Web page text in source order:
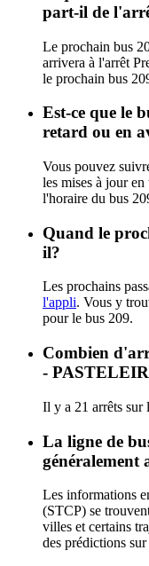
part-il de
Le prochain bus
arrivera à l'arrêt
le prochain bus
Est-ce que le
retard ou en
Vous pouvez
les mises à jour
l'horaire du bus
Quand le
il?
Les prochains
l'appli. Vous y
pour le bus 209.
Combien
-
Il y a 21 arrêts sur
La ligne de
généralement
Les informations
(STCP) se
villes et certains
des prédictions